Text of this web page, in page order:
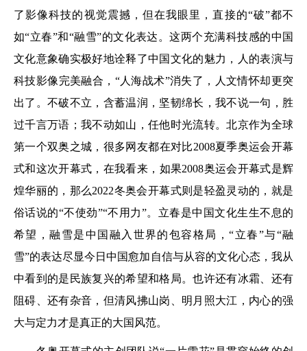
了影像科技的视觉震撼，但在我眼里，直接的“破”都不
如“立春”和“融雪”的文化表达。这两个充满科技感的中国
文化意象确实极好地诠释了中国文化的魅力，人的表演与
科技影像完美融合，“人海战术”消失了，人文情怀却更突
出了。不破不立，含蓄温润，坚韧绵长，我不说一句，胜
过千言万语；我不动如山，任他时光流转。北京作为全球
第一个双奥之城，很多网友都在对比2008夏季奥运会开幕
式和这次开幕式，在我看来，如果2008奥运会开幕式是辉
煌华丽的，那么2022冬奥会开幕式则是轻盈灵动的，就是
俗话说的“不使劲”“不用力”。立春是中国文化生生不息的
希望，融雪是中国融入世界的包容格局，“立春”与“融
雪”的表达尽显今日中国愈加自信与从容的文化心态，我从
中看到的是民族复兴的希望和格局。也许还有冰霜、还有
阻碍、还有杂音，但清风拂山岗、明月照大江，内心的强
大与定力才是真正的大国风范。